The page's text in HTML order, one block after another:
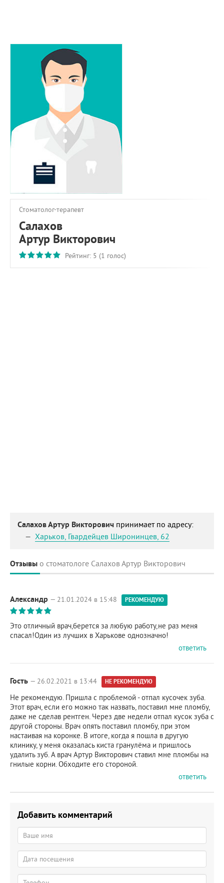
О ПРОЕКТЕ
ОБРАТНАЯ СВЯЗЬ
Стоматолог-терапевт
Салахов
Артур Викторович
Рейтинг: 5 (1 голос)
Салахов Артур Викторович принимает по адресу:
Харьков, Гвардейцев Широнинцев, 62
Отзывы о стоматологе Салахов Артур Викторович
Александр — 21.01.2024 в 15:48 РЕКОМЕНДУЮ
Это отличный врач,берется за любую работу,не раз меня
спасал!Один из лучших в Харькове однозначно!
ответить
Гость — 26.02.2021 в 13:44 НЕ РЕКОМЕНДУЮ
Не рекомендую. Пришла с проблемой - отпал кусочек зуба.
Этот врач, если его можно так назвать, поставил мне пломбу,
даже не сделав рентген. Через две недели отпал кусок зуба с
другой стороны. Врач опять поставил пломбу, при этом
настаивая на коронке. В итоге, когда я пошла в другую
клинику, у меня оказалась киста гранулёма и пришлось
удалить зуб. А врач Артур Викторович ставил мне пломбы на
гнилые корни. Обходите его стороной.
ответить
Добавить комментарий